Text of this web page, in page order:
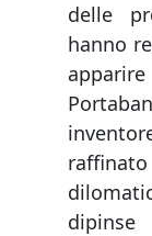
delle
hanno